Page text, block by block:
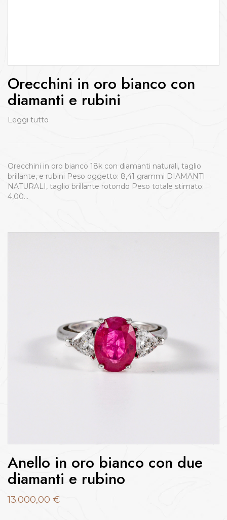
Orecchini in oro bianco con
diamanti e rubini
Leggi tutto
Orecchini in oro bianco 18k con diamanti naturali, taglio
brillante, e rubini Peso oggetto: 8,41 grammi DIAMANTI
NATURALI, taglio brillante rotondo Peso totale stimato:
4,00…
Anello in oro bianco con due
diamanti e rubino
13.000,00 €